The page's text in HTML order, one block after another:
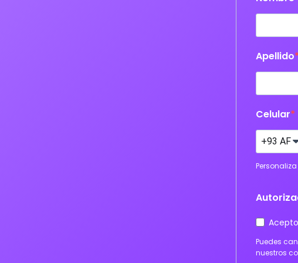
Apellido
Celular
Puedes
nuestros